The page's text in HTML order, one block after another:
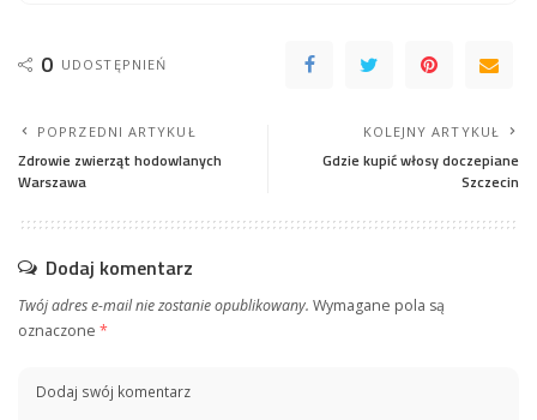
0 UDOSTĘPNIEŃ
POPRZEDNI ARTYKUŁ
Zdrowie zwierząt hodowlanych
Warszawa
KOLEJNY ARTYKUŁ
Gdzie kupić włosy doczepiane
Szczecin
Dodaj komentarz
Twój adres e-mail nie zostanie opublikowany. Wymagane pola są
oznaczone *